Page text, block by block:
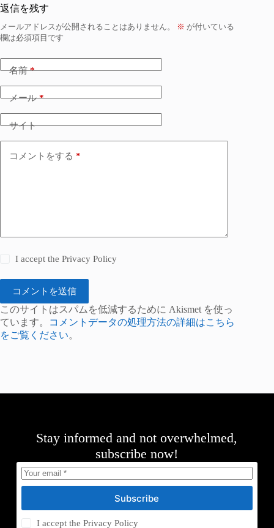
返信を残す
メールアドレスが公開されることはありません。 ※ が付いている
欄は必須項目です
名前*
メール*
サイト
コメントをする *
I accept thePrivacy Policy
コメントを送信
このサイトはスパムを低減するために Akismet を使っ
ています。
コメントデータの処理方法の詳細はこちら
をご覧ください。
Stay informed and not overwhelmed,
subscribe now!
Subscribe
I accept thePrivacy Policy